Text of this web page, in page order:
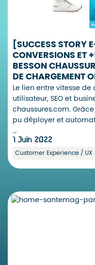
[SUCCESS STORY
CONVERSIONS ET
BESSON
DE CHARGEMENT
Le lien entre vitesse
utilisateur, SEO et
chaussures.com.
pu déployer et
…
1 Juin 2022
Customer Experience / UX